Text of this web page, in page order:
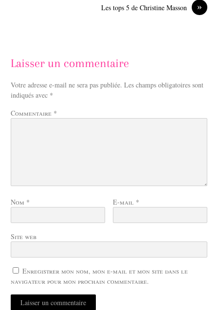
»
Les tops 5 de Christine Masson
Laisser un commentaire
Votre adresse e-mail ne sera pas publiée. Les champs obligatoires sont
indiqués avec *
Commentaire *
Nom * E-mail *
Site web
Enregistrer mon nom, mon e-mail et mon site dans le
navigateur pour mon prochain commentaire.